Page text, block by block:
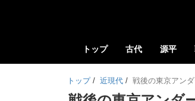
トップ 古代 源平
トップ / 近現代 / 戦後の東京アン